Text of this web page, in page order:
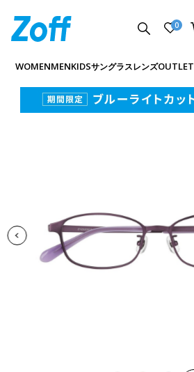
0
WOMENMENKIDSサングラスレンズOUTLET
商品詳細ページへ